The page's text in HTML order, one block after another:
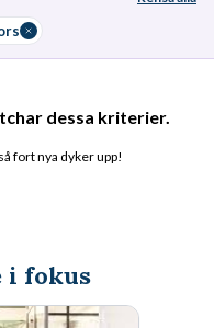
dessa kriterier.
fort nya dyker upp!
i fokus